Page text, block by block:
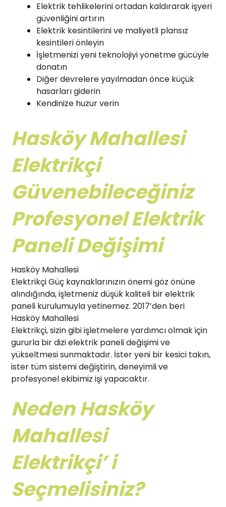
Elektrik tehlikelerini ortadan kaldırarak işyeri
güvenliğini artırın
Elektrik kesintilerini ve maliyetli plansız
kesintileri önleyin
İşletmenizi yeni teknolojiyi yönetme gücüyle
donatın
Diğer devrelere yayılmadan önce küçük
hasarları giderin
Kendinize huzur verin
Hasköy Mahallesi
Elektrikçi
Güvenebileceğiniz
Profesyonel Elektrik
Paneli Değişimi
Hasköy Mahallesi
Elektrikçi Güç kaynaklarınızın önemi göz önüne
alındığında, işletmeniz düşük kaliteli bir elektrik
paneli kurulumuyla yetinemez. 2017’den beri
Hasköy Mahallesi
Elektrikçi, sizin gibi işletmelere yardımcı olmak için
gururla bir dizi elektrik paneli değişimi ve
yükseltmesi sunmaktadır. İster yeni bir kesici takın,
ister tüm sistemi değiştirin, deneyimli ve
profesyonel ekibimiz işi yapacaktır.
Neden Hasköy
Mahallesi
Elektrikçi’ i
Seçmelisiniz?